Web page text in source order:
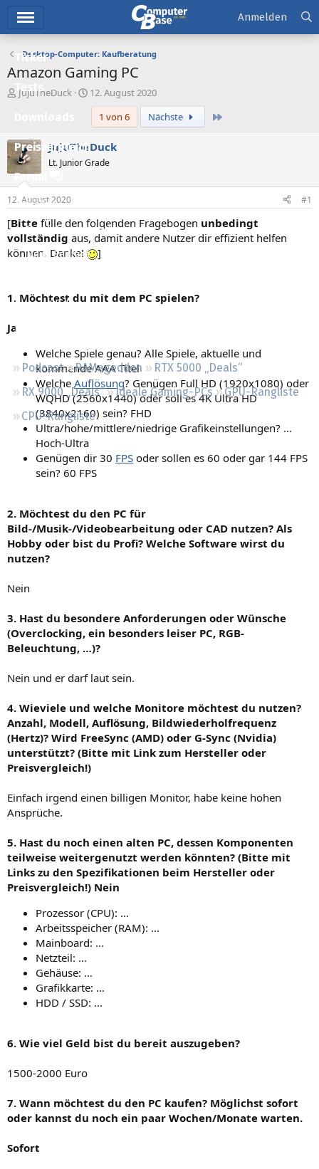
Ticker
Tests
Preisvergleich
Forum
Aktuelles
Empfohlene Inhalte
Neue Beiträge
Leserartikel
Regeln
Podcast RAMageddon
RTX 5000 „Deals“
RX 9000 „Deals“
Ideale Gaming-PCs
GPU-Rangliste
CPU-Rangliste
Anmelden
Desktop-Computer: Kaufberatung
Amazon Gaming PC
E
e
l
l
e
JujuTheDuck
E
r
t
e
l
m
12. August 2020
1 von 6
Nächste
JujuTheDuck
Lt. Junior Grade
12. August 2020 #1
[Bitte fülle den folgenden Fragebogen unbedingt
vollständig aus, damit andere Nutzer dir effizient helfen
können. Danke!
]
1. Möchtest du mit dem PC spielen?
Ja
Welche Spiele genau? Alle Spiele, aktuelle und
kommende AAA Titel
Welche Auflösung? Genügen Full HD (1920x1080) oder
WQHD (2560x1440) oder soll es 4K Ultra HD
(3840x2160) sein? FHD
Ultra/hohe/mittlere/niedrige Grafikeinstellungen? …
Hoch-Ultra
Genügen dir 30 FPS oder sollen es 60 oder gar 144 FPS
sein? 60 FPS
2. Möchtest du den PC für
Bild-/Musik-/Videobearbeitung oder CAD nutzen? Als
Hobby oder bist du Profi? Welche Software wirst du
nutzen?
Nein
3. Hast du besondere Anforderungen oder Wünsche
(Overclocking, ein besonders leiser PC, RGB-
Beleuchtung, …)?
Nein und er darf laut sein.
4. Wieviele und welche Monitore möchtest du nutzen?
Anzahl, Modell, Auflösung, Bildwiederholfrequenz
(Hertz)? Wird FreeSync (AMD) oder G-Sync (Nvidia)
unterstützt? (Bitte mit Link zum Hersteller oder
Preisvergleich!)
Einfach irgend einen billigen Monitor, habe keine hohen
Ansprüche.
5. Hast du noch einen alten PC, dessen Komponenten
teilweise weitergenutzt werden könnten? (Bitte mit
Links zu den Spezifikationen beim Hersteller oder
Preisvergleich!) Nein
Prozessor (CPU): …
Arbeitsspeicher (RAM): …
Mainboard: …
Netzteil: …
Gehäuse: …
Grafikkarte: …
HDD / SSD: …
6. Wie viel Geld bist du bereit auszugeben?
1500-2000 Euro
7. Wann möchtest du den PC kaufen? Möglichst sofort
oder kannst du noch ein paar Wochen/Monate warten.
Sofort